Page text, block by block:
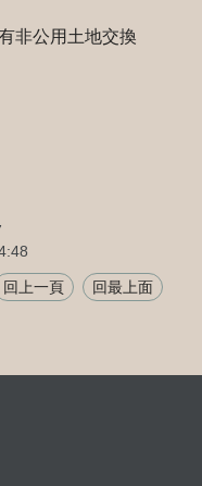
非公用土地交換
回上一頁 回最上面